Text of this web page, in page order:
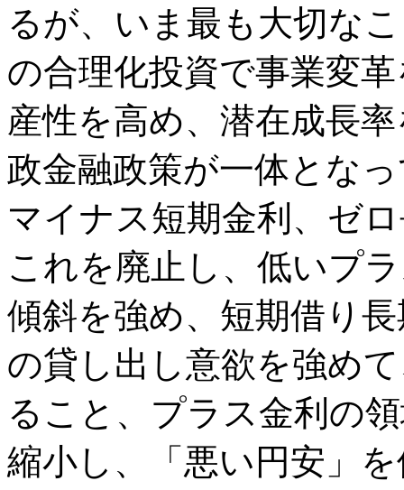
るが、いま最も大切な
の合理化投資で事業変
産性を高め、潜在成長
政金融政策が一体とな
マイナス短期金利、ゼ
これを廃止し、低いプ
傾斜を強め、短期借り
の貸し出し意欲を強め
ること、プラス金利の
縮小し、「悪い円安」